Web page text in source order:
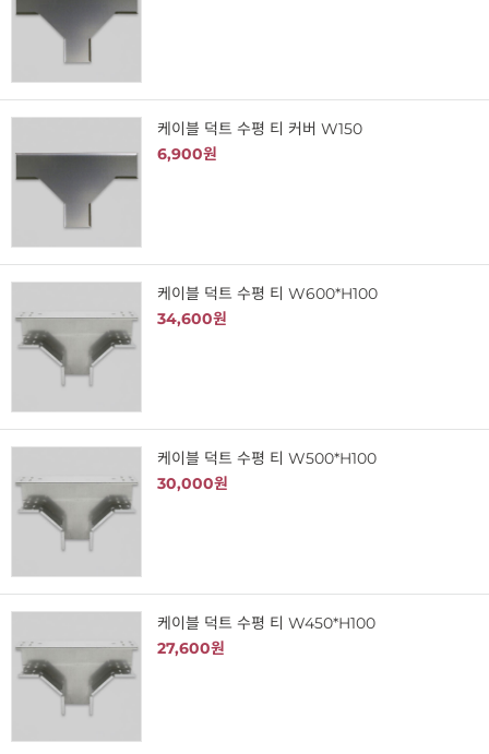
케이블 덕트 수평 티 커버 W150
6,900원
케이블 덕트 수평 티 W600*H100
34,600원
케이블 덕트 수평 티 W500*H100
30,000원
케이블 덕트 수평 티 W450*H100
27,600원